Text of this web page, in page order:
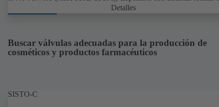
rotor, cierres del eje y conexiones de proceso. Instalación como
motobomba con engranaje y motor normalizado. Los elastómeros
carcasa calefactables y protección contra sobrepresión. Disponible
versión ATEX.
Detalles
Buscar válvulas adecuadas para la producción de
cosméticos y productos farmacéuticos
SISTO-C